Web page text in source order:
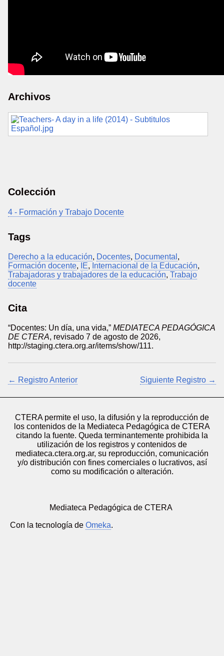
Archivos
Colección
4 - Formación y Trabajo Docente
Tags
Derecho a la educación, Docentes, Documental ,
Formación docente, IE, Internacional de la Educación,
Trabajadoras y trabajadores de la educación, Trabajo
docente
Cita
“Docentes: Un día, una vida,” MEDIATECA PEDAGÓGICA
DE CTERA, revisado 7 de agosto de 2026,
http://staging.ctera.org.ar/items/show/111.
← Registro Anterior Siguiente Registro →
CTERA permite el uso, la difusión y la reproducción de
los contenidos de la Mediateca Pedagógica de CTERA
citando la fuente. Queda terminantemente prohibida la
utilización de los registros y contenidos de
mediateca.ctera.org.ar, su reproducción, comunicación
y/o distribución con fines comerciales o lucrativos, así
como su modificación o alteración.
Mediateca Pedagógica de CTERA
Con la tecnología de Omeka.